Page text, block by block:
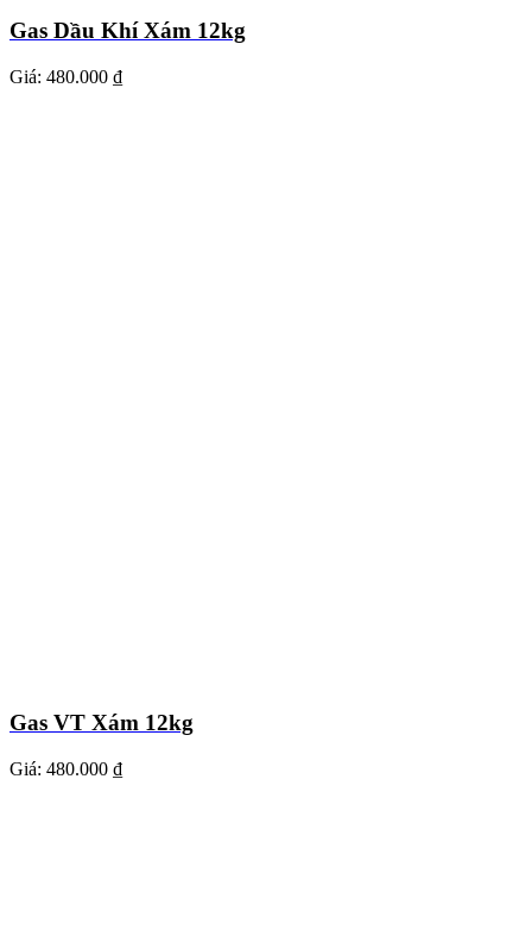
Gas Dầu Khí Xám 12kg
Giá: 480.000 ₫
Gas VT Xám 12kg
Giá: 480.000 ₫